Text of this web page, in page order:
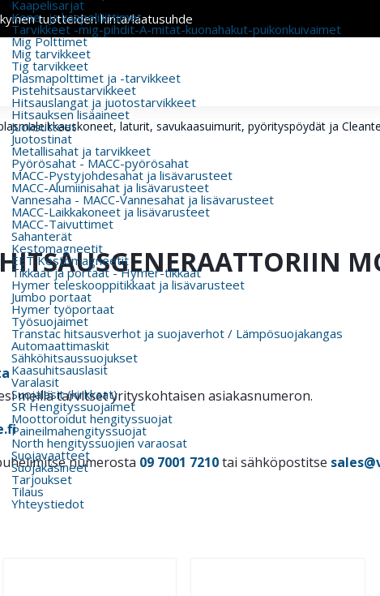
tuotteiden hinta/laatusuhde
Kaapelisarjat
Kone- ja kaapeliliittimet
Tarvikkeet -mig-pihdit-A-mitat-kuonahakut-puikonkuivaimet
Mig Polttimet
Mig tarvikkeet
Tig tarvikkeet
Plasmapolttimet ja -tarvikkeet
Pistehitsaustarvikkeet
Hitsauslangat ja juotostarvikkeet
Hitsauksen lisäaineet
Juoksutteet
Juotostinat
Metallisahat ja tarvikkeet
Pyörösahat - MACC-pyörösahat
MACC-Pystyjohdesahat ja lisävarusteet
MACC-Alumiinisahat ja lisävarusteet
Vannesaha - MACC-Vannesahat ja lisävarusteet
MACC-Laikkakoneet ja lisävarusteet
MACC-Taivuttimet
Sahanterät
Kestomagneetit
EET Kestomagneetit
Tikkaat ja portaat - Hymer-tikkaat
Hymer teleskooppitikkaat ja lisävarusteet
Jumbo portaat
Hymer työportaat
Työsuojaimet
Transtac hitsausverhot ja suojaverhot / Lämpösuojakangas
Automaattimaskit
Sähköhitsaussuojukset
Kaasuhitsauslasit
Varalasit
Suojalasit (kirkkaat)
SR Hengityssuojaimet
Moottoroidut hengityssuojat
Paineilmahengityssuojat
North hengityssuojien varaosat
Suojavaatteet
Suojakäsineet
Tarjoukset
Tilaus
Yhteystiedot
laturit, savukaasuimurit, pyörityspöydät ja
meillä tarvitset yrityskohtaisen asiakasnumeron.
numerosta 09 7001 7210tai sähköpostitse